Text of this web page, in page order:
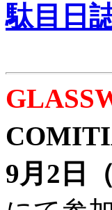
駄目日
9月2日